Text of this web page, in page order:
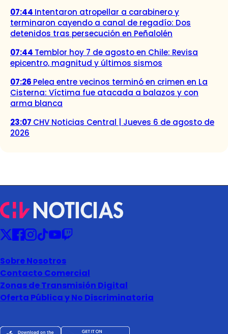
07:44 Intentaron atropellar a carabinero y
terminaron cayendo a canal de regadío: Dos
detenidos tras persecución en Peñalolén
07:44 Temblor hoy 7 de agosto en Chile: Revisa
epicentro, magnitud y últimos sismos
07:26 Pelea entre vecinos terminó en crimen en La
Cisterna: Víctima fue atacada a balazos y con
arma blanca
23:07 CHV Noticias Central | Jueves 6 de agosto de
2026
Sobre Nosotros
Contacto Comercial
Zonas de Transmisión Digital
Oferta Pública y No Discriminatoria